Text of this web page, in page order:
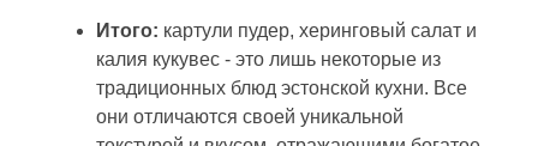
Итого: картули пудер, херинговый салат и
калия кукувес - это лишь некоторые из
традиционных блюд эстонской кухни. Все
они отличаются своей уникальной